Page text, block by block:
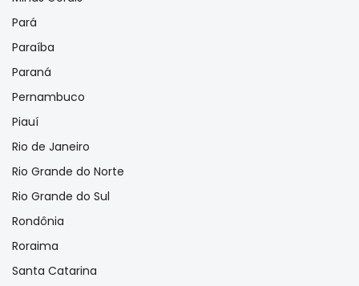
Pará
Paraíba
Paraná
Pernambuco
Piauí
Rio de Janeiro
Rio Grande do Norte
Rio Grande do Sul
Rondônia
Roraima
Santa Catarina